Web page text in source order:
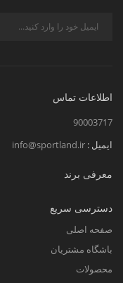
اطلاعات تماس
90003717
ایمیل : info@sportland.ir
معرفی برند
دسترسی سریع
صفحه اصلی
باشگاه مشتریان
محصولات